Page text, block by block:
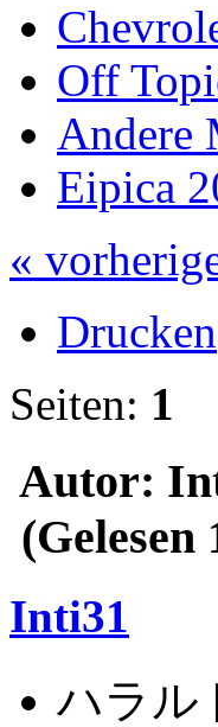
Off
Andere
Eipica
«
Drucken
Seiten: 1
Autor:
(Gelesen
Inti31
ハラル